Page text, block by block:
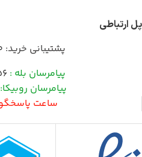
پل ارتباطی
پشتیبانی خرید:
پیامرسان بله :
پیامرسان روبیکا: Mr_charm@
ساعت پاسخگویی: